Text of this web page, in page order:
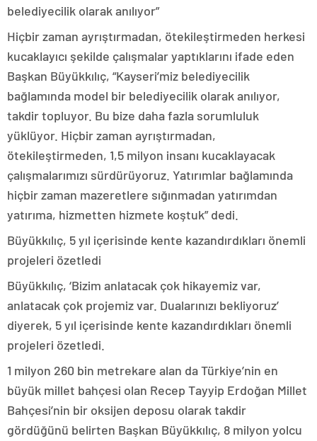
belediyecilik olarak anılıyor”
Hiçbir zaman ayrıştırmadan, ötekileştirmeden herkesi
kucaklayıcı şekilde çalışmalar yaptıklarını ifade eden
Başkan Büyükkılıç, “Kayseri’miz belediyecilik
bağlamında model bir belediyecilik olarak anılıyor,
takdir topluyor. Bu bize daha fazla sorumluluk
yüklüyor. Hiçbir zaman ayrıştırmadan,
ötekileştirmeden, 1,5 milyon insanı kucaklayacak
çalışmalarımızı sürdürüyoruz. Yatırımlar bağlamında
hiçbir zaman mazeretlere sığınmadan yatırımdan
yatırıma, hizmetten hizmete koştuk” dedi.
Büyükkılıç, 5 yıl içerisinde kente kazandırdıkları önemli
projeleri özetledi
Büyükkılıç, ‘Bizim anlatacak çok hikayemiz var,
anlatacak çok projemiz var. Dualarınızı bekliyoruz’
diyerek, 5 yıl içerisinde kente kazandırdıkları önemli
projeleri özetledi.
1 milyon 260 bin metrekare alan da Türkiye’nin en
büyük millet bahçesi olan Recep Tayyip Erdoğan Millet
Bahçesi’nin bir oksijen deposu olarak takdir
gördüğünü belirten Başkan Büyükkılıç, 8 milyon yolcu